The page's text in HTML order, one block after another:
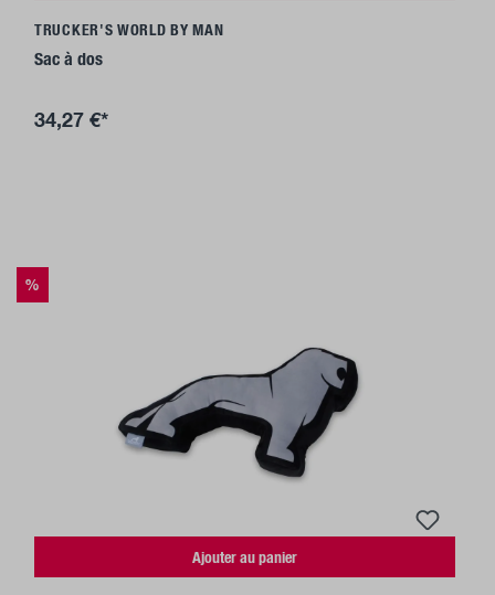
TRUCKER'S WORLD BY MAN
Sac à dos
34,27 €*
%
Ajouter au panier